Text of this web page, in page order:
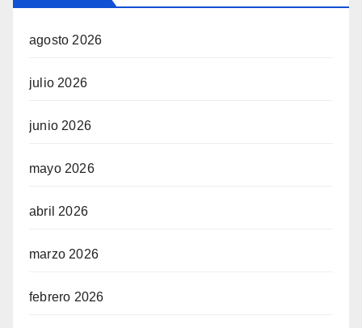
agosto 2026
julio 2026
junio 2026
mayo 2026
abril 2026
marzo 2026
febrero 2026